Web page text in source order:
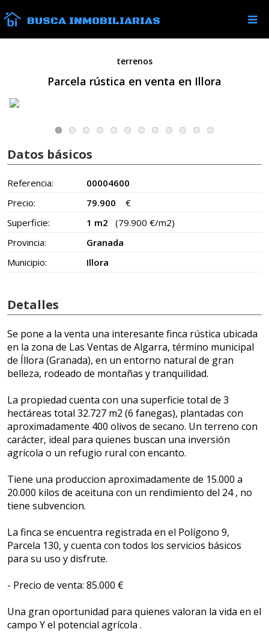
BUSCA INMOBILIARIAS
terrenos
Parcela rústica en venta en Illora
Datos básicos
Referencia:
00004600
Precio:
79.900
€
Superficie:
1 m2
(79.900 €/m2)
Provincia:
Granada
Municipio:
Illora
Detalles
Se pone a la venta una interesante finca rústica ubicada
en la zona de Las Ventas de Algarra, término municipal
de Íllora (Granada), en un entorno natural de gran
belleza, rodeado de montañas y tranquilidad.
La propiedad cuenta con una superficie total de 3
hectáreas total 32.727 m2 (6 fanegas), plantadas con
aproximadamente 400 olivos de secano. Un terreno con
carácter, ideal para quienes buscan una inversión
agrícola o un refugio rural con encanto.
Tiene una produccion aproximadamente de 15.000 a
20.000 kilos de aceituna con un rendimiento del 24 , no
tiene subvencion.
La finca se encuentra registrada en el Polígono 9,
Parcela 130, y cuenta con todos los servicios básicos
para su uso y disfrute.
- Precio de venta: 85.000 €
Una gran oportunidad para quienes valoran la vida en el
campo Y el potencial agrícola .